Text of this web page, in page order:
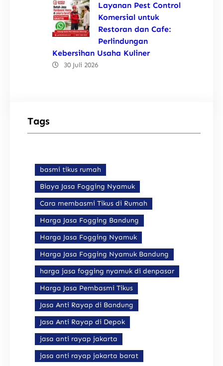
Layanan Pest Control
Komersial untuk
Restoran dan Cafe:
Perlindungan
Kebersihan Usaha Kuliner
30 Juli 2026
Tags
basmi tikus rumah
Biaya Jasa Fogging Nyamuk
Cara membasmi Tikus di Rumah
Harga Jasa Fogging Bandung
Harga Jasa Fogging Nyamuk
Harga Jasa Fogging Nyamuk Bandung
harga jasa fogging nyamuk di denpasar
Harga Jasa Pembasmi Tikus
Jasa Anti Rayap di Bandung
Jasa Anti Rayap di Depok
jasa anti rayap jakarta
jasa anti rayap jakarta barat